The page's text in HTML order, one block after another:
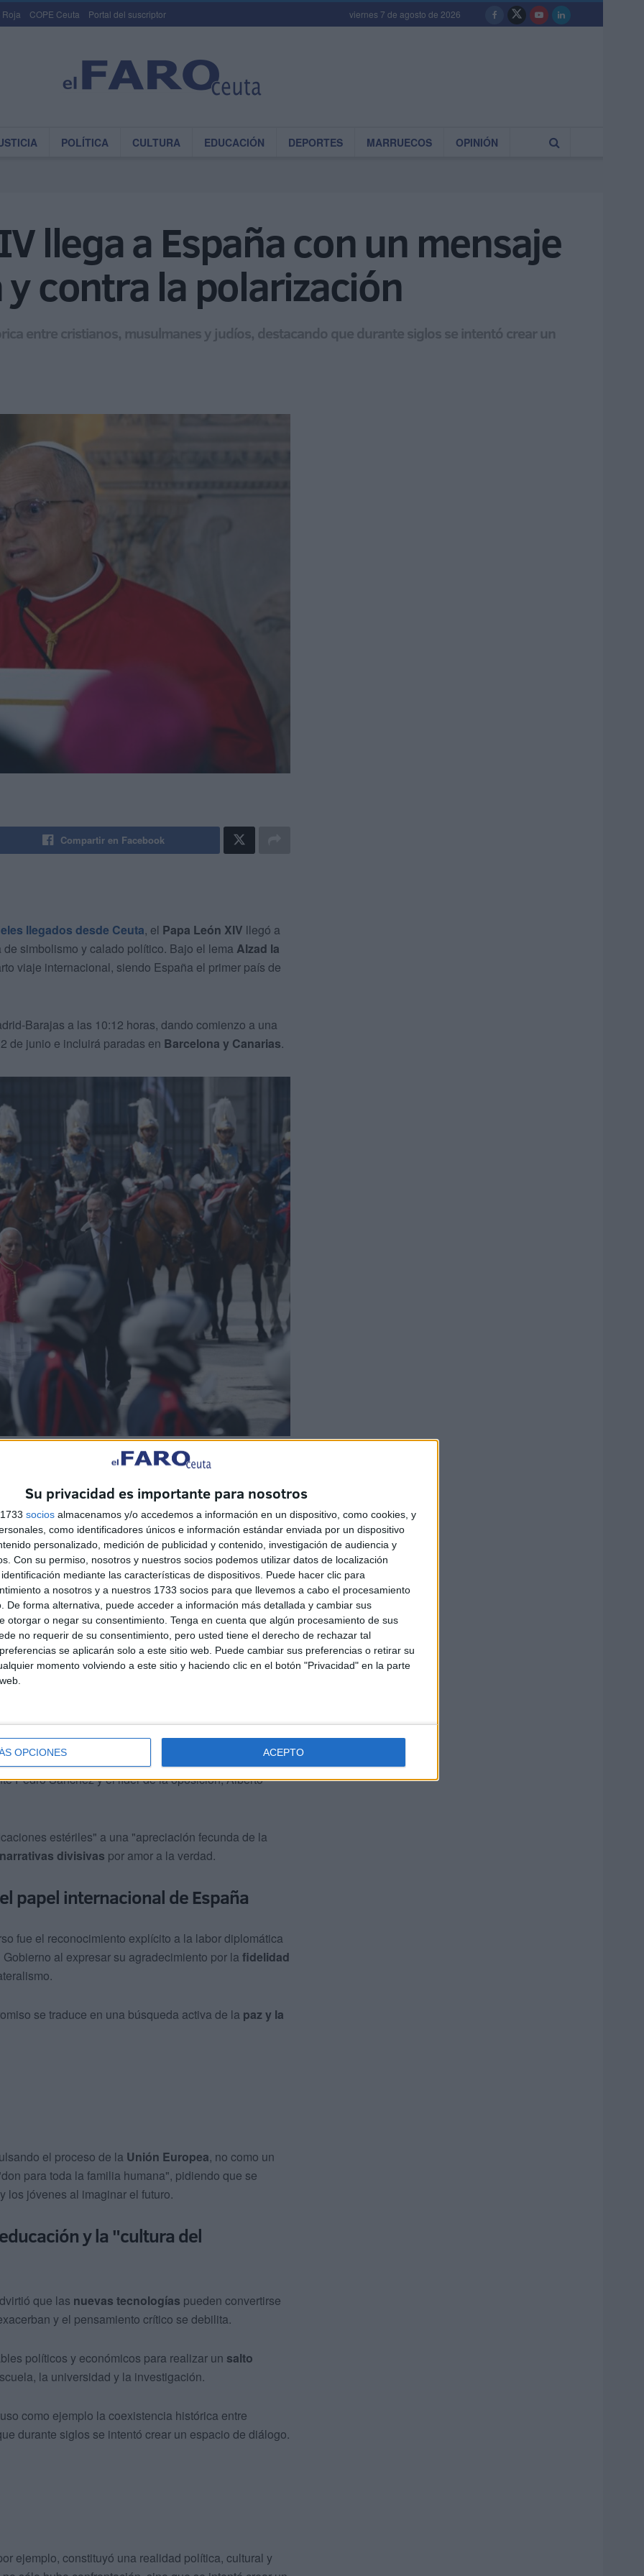
Su privacidad es importante para nosotros
socios almacenamos y/o accedemos a información en un dispositivo, como cookies, y
como identificadores únicos e información estándar enviada por un dispositivo
personalizado, medición de publicidad y contenido, investigación de audiencia y
Con su permiso, nosotros y nuestros socios podemos utilizar datos de localización
mediante las características de dispositivos. Puede hacer clic para
a nosotros y a nuestros 1733 socios para que llevemos a cabo el procesamiento
De forma alternativa, puede acceder a información más detallada y cambiar sus
otorgar o negar su consentimiento. Tenga en cuenta que algún procesamiento de sus
no requerir de su consentimiento, pero usted tiene el derecho de rechazar tal
se aplicarán solo a este sitio web. Puede cambiar sus preferencias o retirar su
momento volviendo a este sitio y haciendo clic en el botón "Privacidad" en la parte
OPCIONES ACEPTO
Roja COPE Ceuta Portal del suscriptor viernes 7 de agosto de 2026
POLÍTICA CULTURA EDUCACIÓN DEPORTES MARRUECOS OPINIÓN
llega a España con un mensaje
contra la polarización
entre cristianos, musulmanes y judíos, destacando que durante siglos se intentó crear un
Compartir en Facebook
llegados desde Ceuta, el Papa León XIV llegó a
de simbolismo y calado político. Bajo el lema Alzad la
viaje internacional, siendo España el primer país de
Barajas a las 10:12 horas, dando comienzo a una
de junio e incluirá paradas en Barcelona y Canarias.
y por la unidad nacional
una amplia representación de las autoridades del
a abandonar lapolarización políticaque marca la
demuestra que es el diálogo, y no el enfrentamiento,
una renovada fidelidad de los creyentes al
más profundas entre las distintas fuerzas de
Pedro Sánchez y el líder de la oposición, Alberto
estériles" a una "apreciación fecunda de la
narrativas divisivas por amor a la verdad.
papel internacional de España
fue el reconocimiento explícito a la labor diplomática
al expresar su agradecimiento por la fidelidad
se traduce en una búsqueda activa de la paz y la
el proceso de la Unión Europea, no como un
para toda la familia humana", pidiendo que se
los jóvenes al imaginar el futuro.
y la "cultura del
que las nuevas tecnologías pueden convertirse
y el pensamiento crítico se debilita.
políticos y económicos para realizar un salto
la universidad y la investigación.
como ejemplo la coexistencia histórica entre
durante siglos se intentó crear un espacio de diálogo.
ejemplo, constituyó una realidad política, cultural y